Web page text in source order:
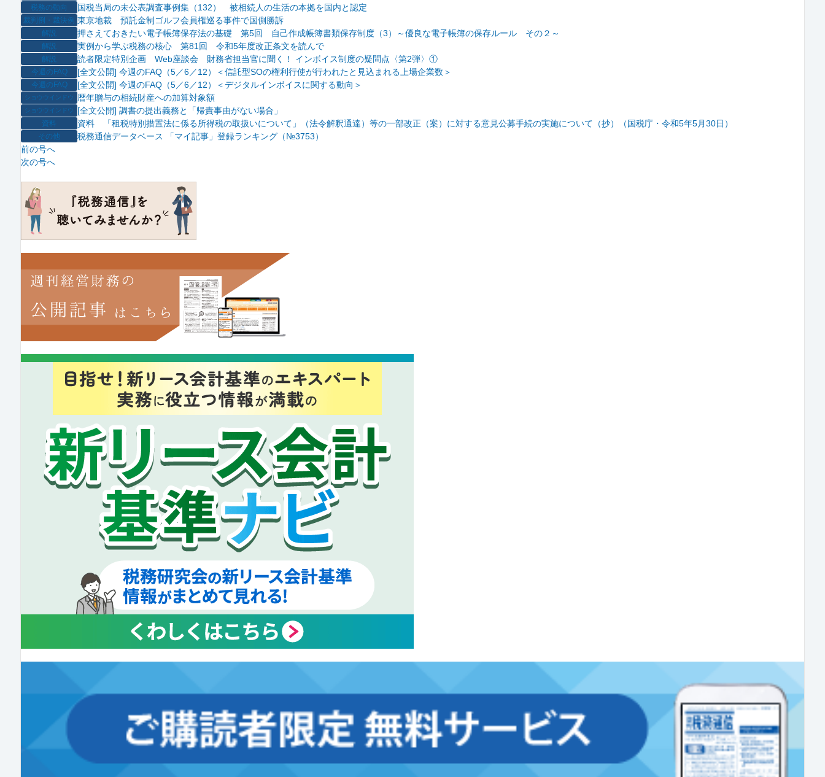
税務の動向 国税当局の未公表調査事例集（132） 被相続人の生活の本拠を国内と認定
裁判例・裁決例 東京地裁 預託金制ゴルフ会員権巡る事件で国側勝訴
解説 押さえておきたい電子帳簿保存法の基礎 第5回 自己作成帳簿書類保存制度（3）～優良な電子帳簿の保存ルール その２～
解説 実例から学ぶ税務の核心 第81回 令和5年度改正条文を読んで
解説 読者限定特別企画 Web座談会 財務省担当官に聞く！ インボイス制度の疑問点〈第2弾〉①
今週のFAQ [全文公開] 今週のFAQ（5／6／12）＜信託型SOの権利行使が行われたと見込まれる上場企業数＞
今週のFAQ [全文公開] 今週のFAQ（5／6／12）＜デジタルインボイスに関する動向＞
ショウウインドウ 暦年贈与の相続財産への加算対象額
ショウウインドウ [全文公開] 調書の提出義務と「帰責事由がない場合」
資料 資料 「租税特別措置法に係る所得税の取扱いについて」（法令解釈通達）等の一部改正（案）に対する意見公募手続の実施について（抄）（国税庁・令和5年5月30日）
その他
税務通信データベース 「マイ記事」登録ランキング（№3753）
前の号へ
次の号へ